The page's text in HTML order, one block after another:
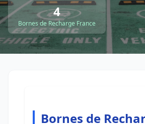
4
Bornes de Recharge France
Bornes de